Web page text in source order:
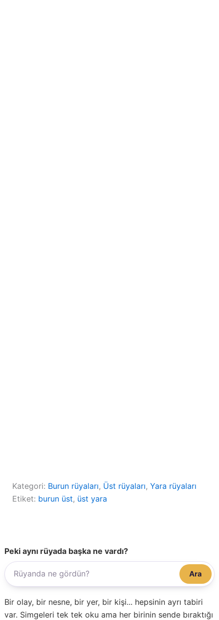
Kategori: Burun rüyaları, Üst rüyaları, Yara rüyaları
Etiket: burun üst, üst yara
Peki aynı rüyada başka ne vardı?
Ara
Bir olay, bir nesne, bir yer, bir kişi... hepsinin ayrı tabiri
var. Simgeleri tek tek oku ama her birinin sende bıraktığı